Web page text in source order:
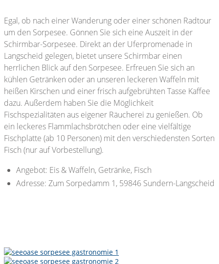
Egal, ob nach einer Wanderung oder einer schönen Radtour
um den Sorpesee. Gönnen Sie sich eine Auszeit in der
Schirmbar-Sorpesee. Direkt an der Uferpromenade in
Langscheid gelegen, bietet unsere Schirmbar einen
herrlichen Blick auf den Sorpesee. Erfreuen Sie sich an
kühlen Getränken oder an unseren leckeren Waffeln mit
heißen Kirschen und einer frisch aufgebrühten Tasse Kaffee
dazu. Außerdem haben Sie die Möglichkeit
Fischspezialitäten aus eigener Räucherei zu genießen. Ob
ein leckeres Flammlachsbrötchen oder eine vielfältige
Fischplatte (ab 10 Personen) mit den verschiedensten Sorten
Fisch (nur auf Vorbestellung).
Angebot: Eis & Waffeln, Getränke, Fisch
Adresse: Zum Sorpedamm 1, 59846 Sundern-Langscheid